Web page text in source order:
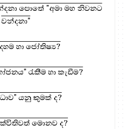
පොතේ "අමා මහ නිවනට
වන්දනා"
දහම හා ජෝතිෂ්‍ය?
රැකීම හා කැඩීම?
යනු කුමක් ද?
මොනව ද?